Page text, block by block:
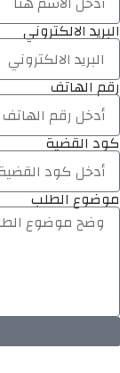
البريد الالكتروني
رقم الهاتف
كود القضية
موضوع الطلب